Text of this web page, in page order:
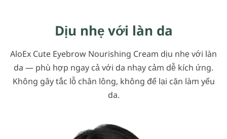
Dịu nhẹ với làn da
AloEx Cute Eyebrow Nourishing Cream dịu nhẹ với làn
da — phù hợp ngay cả với da nhạy cảm dễ kích ứng.
Không gây tắc lỗ chân lông, không để lại cặn làm yếu
da.